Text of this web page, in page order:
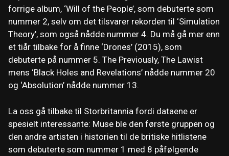
forrige album, ‘Will of the People’, som debuterte som
nummer 2, selv om det tilsvarer rekorden til ‘Simulation
Theory’, som også nådde nummer 4. Du må gå mer enn
et tiår tilbake for å finne ‘Drones’ (2015), som
debuterte på nummer 5. The Previously, The Lawist
mens ‘Black Holes and Revelations’ nådde nummer 20
og ‘Absolution’ nådde nummer 13.
La oss gå tilbake til Storbritannia fordi dataene er
spesielt interessante: Muse ble den første gruppen og
den andre artisten i historien til de britiske hitlistene
som debuterte som nummer 1 med 8 påfølgende